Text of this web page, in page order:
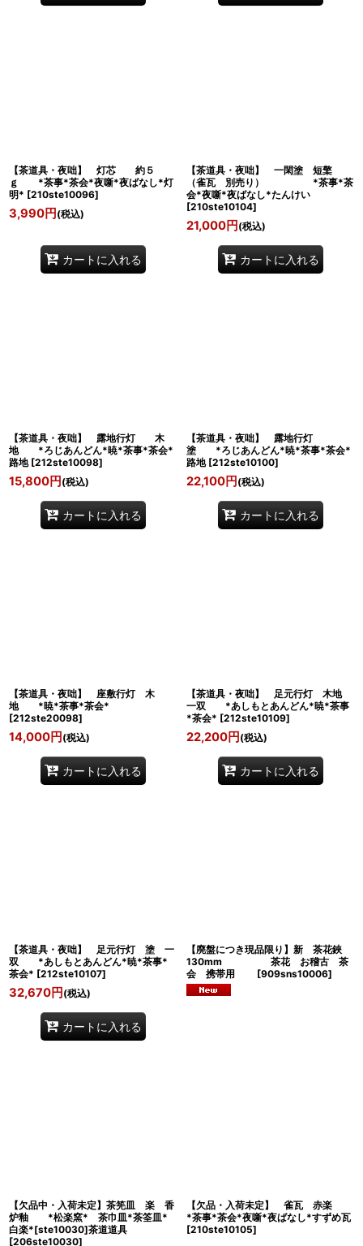
【茶道具・夜咄】 灯芯 約５
ｇ *茶事*茶会*夜噺*夜ばなし*灯
明* [210ste10096]
3,990円 (税込)
カートに入れる
【茶道具・夜咄】 一閑塗 短檠
（雀瓦 別売り） *茶事*茶
会*夜噺*夜ばなし*たんけい
[210ste10104]
21,000円 (税込)
カートに入れる
【茶道具・夜咄】 露地行灯 木
地 *ろじあんどん*暁*茶事*茶会*
路地 [212ste10098]
15,800円 (税込)
カートに入れる
【茶道具・夜咄】 露地行灯
塗 *ろじあんどん*暁*茶事*茶会*
路地 [212ste10100]
22,100円 (税込)
カートに入れる
【茶道具・夜咄】 座敷行灯 木
地 *暁*茶事*茶会*
[212ste20098]
14,000円 (税込)
カートに入れる
【茶道具・夜咄】 足元行灯 木地
一双 *あしもとあんどん*暁*茶事
*茶会* [212ste10109]
22,200円 (税込)
カートに入れる
【茶道具・夜咄】 足元行灯 塗 一
双 *あしもとあんどん*暁*茶事*
茶会* [212ste10107]
32,670円 (税込)
カートに入れる
【廃盤につき現品限り】新 茶花鋏
130mm 茶花 お稽古 茶
会 携帯用
[909sns10006]
【欠品中・入荷未定】茶筅皿 楽 香
炉釉 *松楽窯* 茶巾皿*茶筌皿*
白楽*[ste10030]茶道道具
[206ste10030]
【欠品・入荷未定】 雀瓦 赤楽
*茶事*茶会*夜噺*夜ばなし*すずめ瓦
[210ste10105]